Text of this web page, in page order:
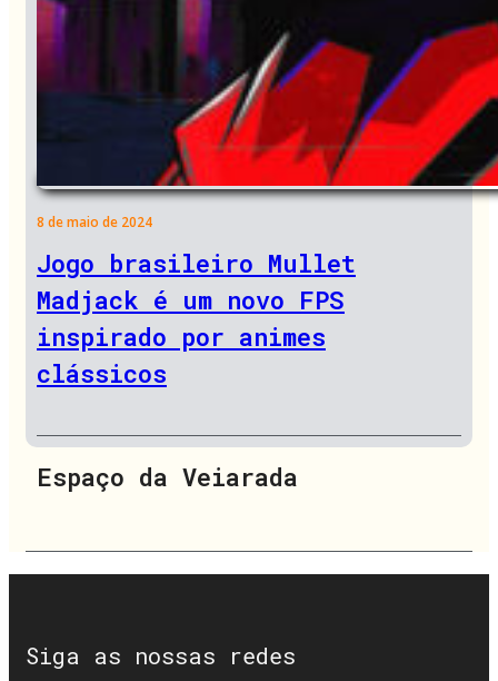
8 de maio de 2024
Jogo brasileiro Mullet
Madjack é um novo FPS
inspirado por animes
clássicos
Espaço da Veiarada
Siga as nossas redes